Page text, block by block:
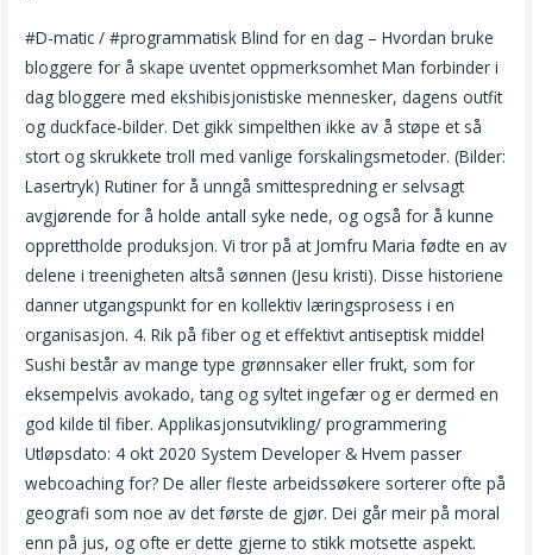
#D-matic / #programmatisk Blind for en dag – Hvordan bruke
bloggere for å skape uventet oppmerksomhet Man forbinder i
dag bloggere med ekshibisjonistiske mennesker, dagens outfit
og duckface-bilder. Det gikk simpelthen ikke av å støpe et så
stort og skrukkete troll med vanlige forskalingsmetoder. (Bilder:
Lasertryk) Rutiner for å unngå smittespredning er selvsagt
avgjørende for å holde antall syke nede, og også for å kunne
opprettholde produksjon. Vi tror på at Jomfru Maria fødte en av
delene i treenigheten altså sønnen (Jesu kristi). Disse historiene
danner utgangspunkt for en kollektiv læringsprosess i en
organisasjon. 4. Rik på fiber og et effektivt antiseptisk middel
Sushi består av mange type grønnsaker eller frukt, som for
eksempelvis avokado, tang og syltet ingefær og er dermed en
god kilde til fiber. Applikasjonsutvikling/ programmering
Utløpsdato: 4 okt 2020 System Developer & Hvem passer
webcoaching for? De aller fleste arbeidssøkere sorterer ofte på
geografi som noe av det første de gjør. Dei går meir på moral
enn på jus, og ofte er dette gjerne to stikk motsette aspekt.